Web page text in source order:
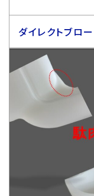
ダイレクトブロ